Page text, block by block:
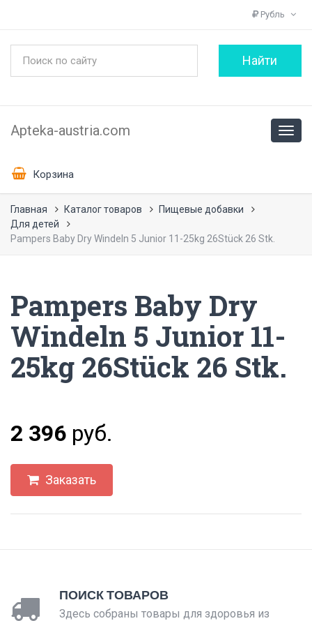
Рубль
Apteka-austria.com
Корзина
Главная Каталог товаров
Пищевые добавки
Для детей
Pampers Baby Dry Windeln 5 Junior 11-25kg 26Stück 26 Stk.
Pampers Baby Dry
Windeln 5 Junior 11-
25kg 26Stück 26 Stk.
2 396 руб.
Заказать
ПОИСК ТОВАРОВ
Здесь собраны товары для здоровья из